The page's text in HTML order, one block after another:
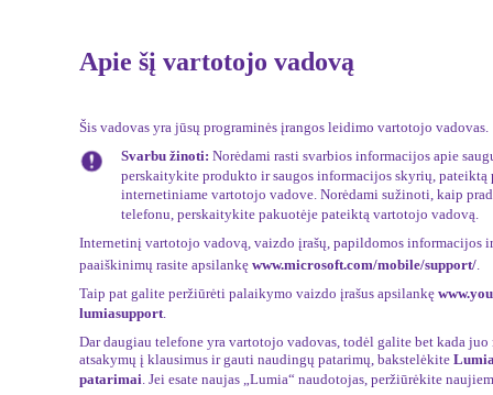
Apie šį vartotojo vadovą
Šis vadovas yra jūsų programinės įrangos leidimo vartotojo vadovas.
Svarbu žinoti: Norėdami rasti svarbios informacijos apie
perskaitykite produkto ir saugos informacijos skyrių, pateiktą
internetiniame vartotojo vadove. Norėdami sužinoti, kaip
telefonu, perskaitykite pakuotėje pateiktą vartotojo vadovą.
Internetinį vartotojo vadovą, vaizdo įrašų, papildomos informacijos
paaiškinimų rasite apsilankę www.microsoft.com/mobile/support/.
Taip pat galite peržiūrėti palaikymo vaizdo įrašus apsilankę
lumiasupport.
Dar daugiau telefone yra vartotojo vadovas, todėl galite bet kada juo
atsakymų į klausimus ir gauti naudingų patarimų, bakstelėkite
patarimai. Jei esate naujas „Lumia“ naudotojas, peržiūrėkite